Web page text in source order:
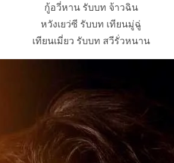
กู้อวี่หาน รับบท จ้าวฉิน
หวังเยว่ซี รับบท เทียนมู่ฉู่
เทียนเมี่ยว รับบท สวีรั่วหนาน